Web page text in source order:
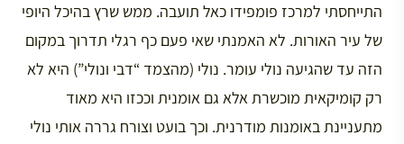
התייחסתי למרכז פומפידו כאל תועבה. ממש שרץ בהיכל היופי
של עיר האורות. לא האמנתי שאי פעם כף רגלי תדרוך במקום
הזה עד שהגיעה נולי עומר. נולי (מהצמד “דבי ונולי”) היא לא
רק קומיקאית מוכשרת אלא גם אומנית וככזו היא מאוד
מתעניינת באומנות מודרנית. וכך בועט וצורח גררה אותי נולי